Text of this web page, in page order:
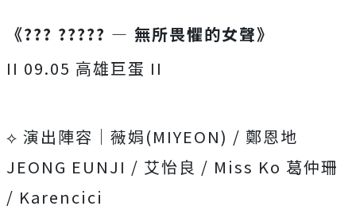
《??? ????? — 無所畏懼的女聲》
II 09.05 高雄巨蛋 II
⟡ 演出陣容｜薇娟(MIYEON) / 鄭恩地
JEONG EUNJI / 艾怡良 / Miss Ko 葛仲珊
/ Karencici